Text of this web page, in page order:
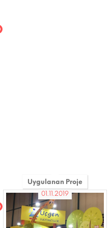
Uygulanan Proje
01.11.2019